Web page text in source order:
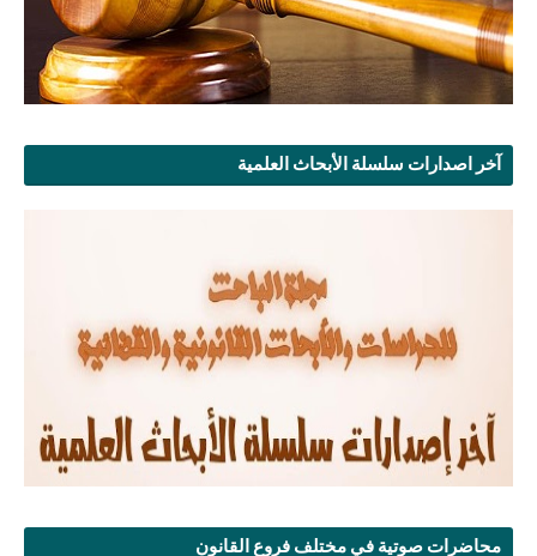
آخر اصدارات سلسلة الأبحاث العلمية
محاضرات صوتية في مختلف فروع القانون